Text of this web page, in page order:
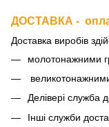
ДОСТАВКА -
Доставка виробів
молотонажними
Делівері служба
Інші служби